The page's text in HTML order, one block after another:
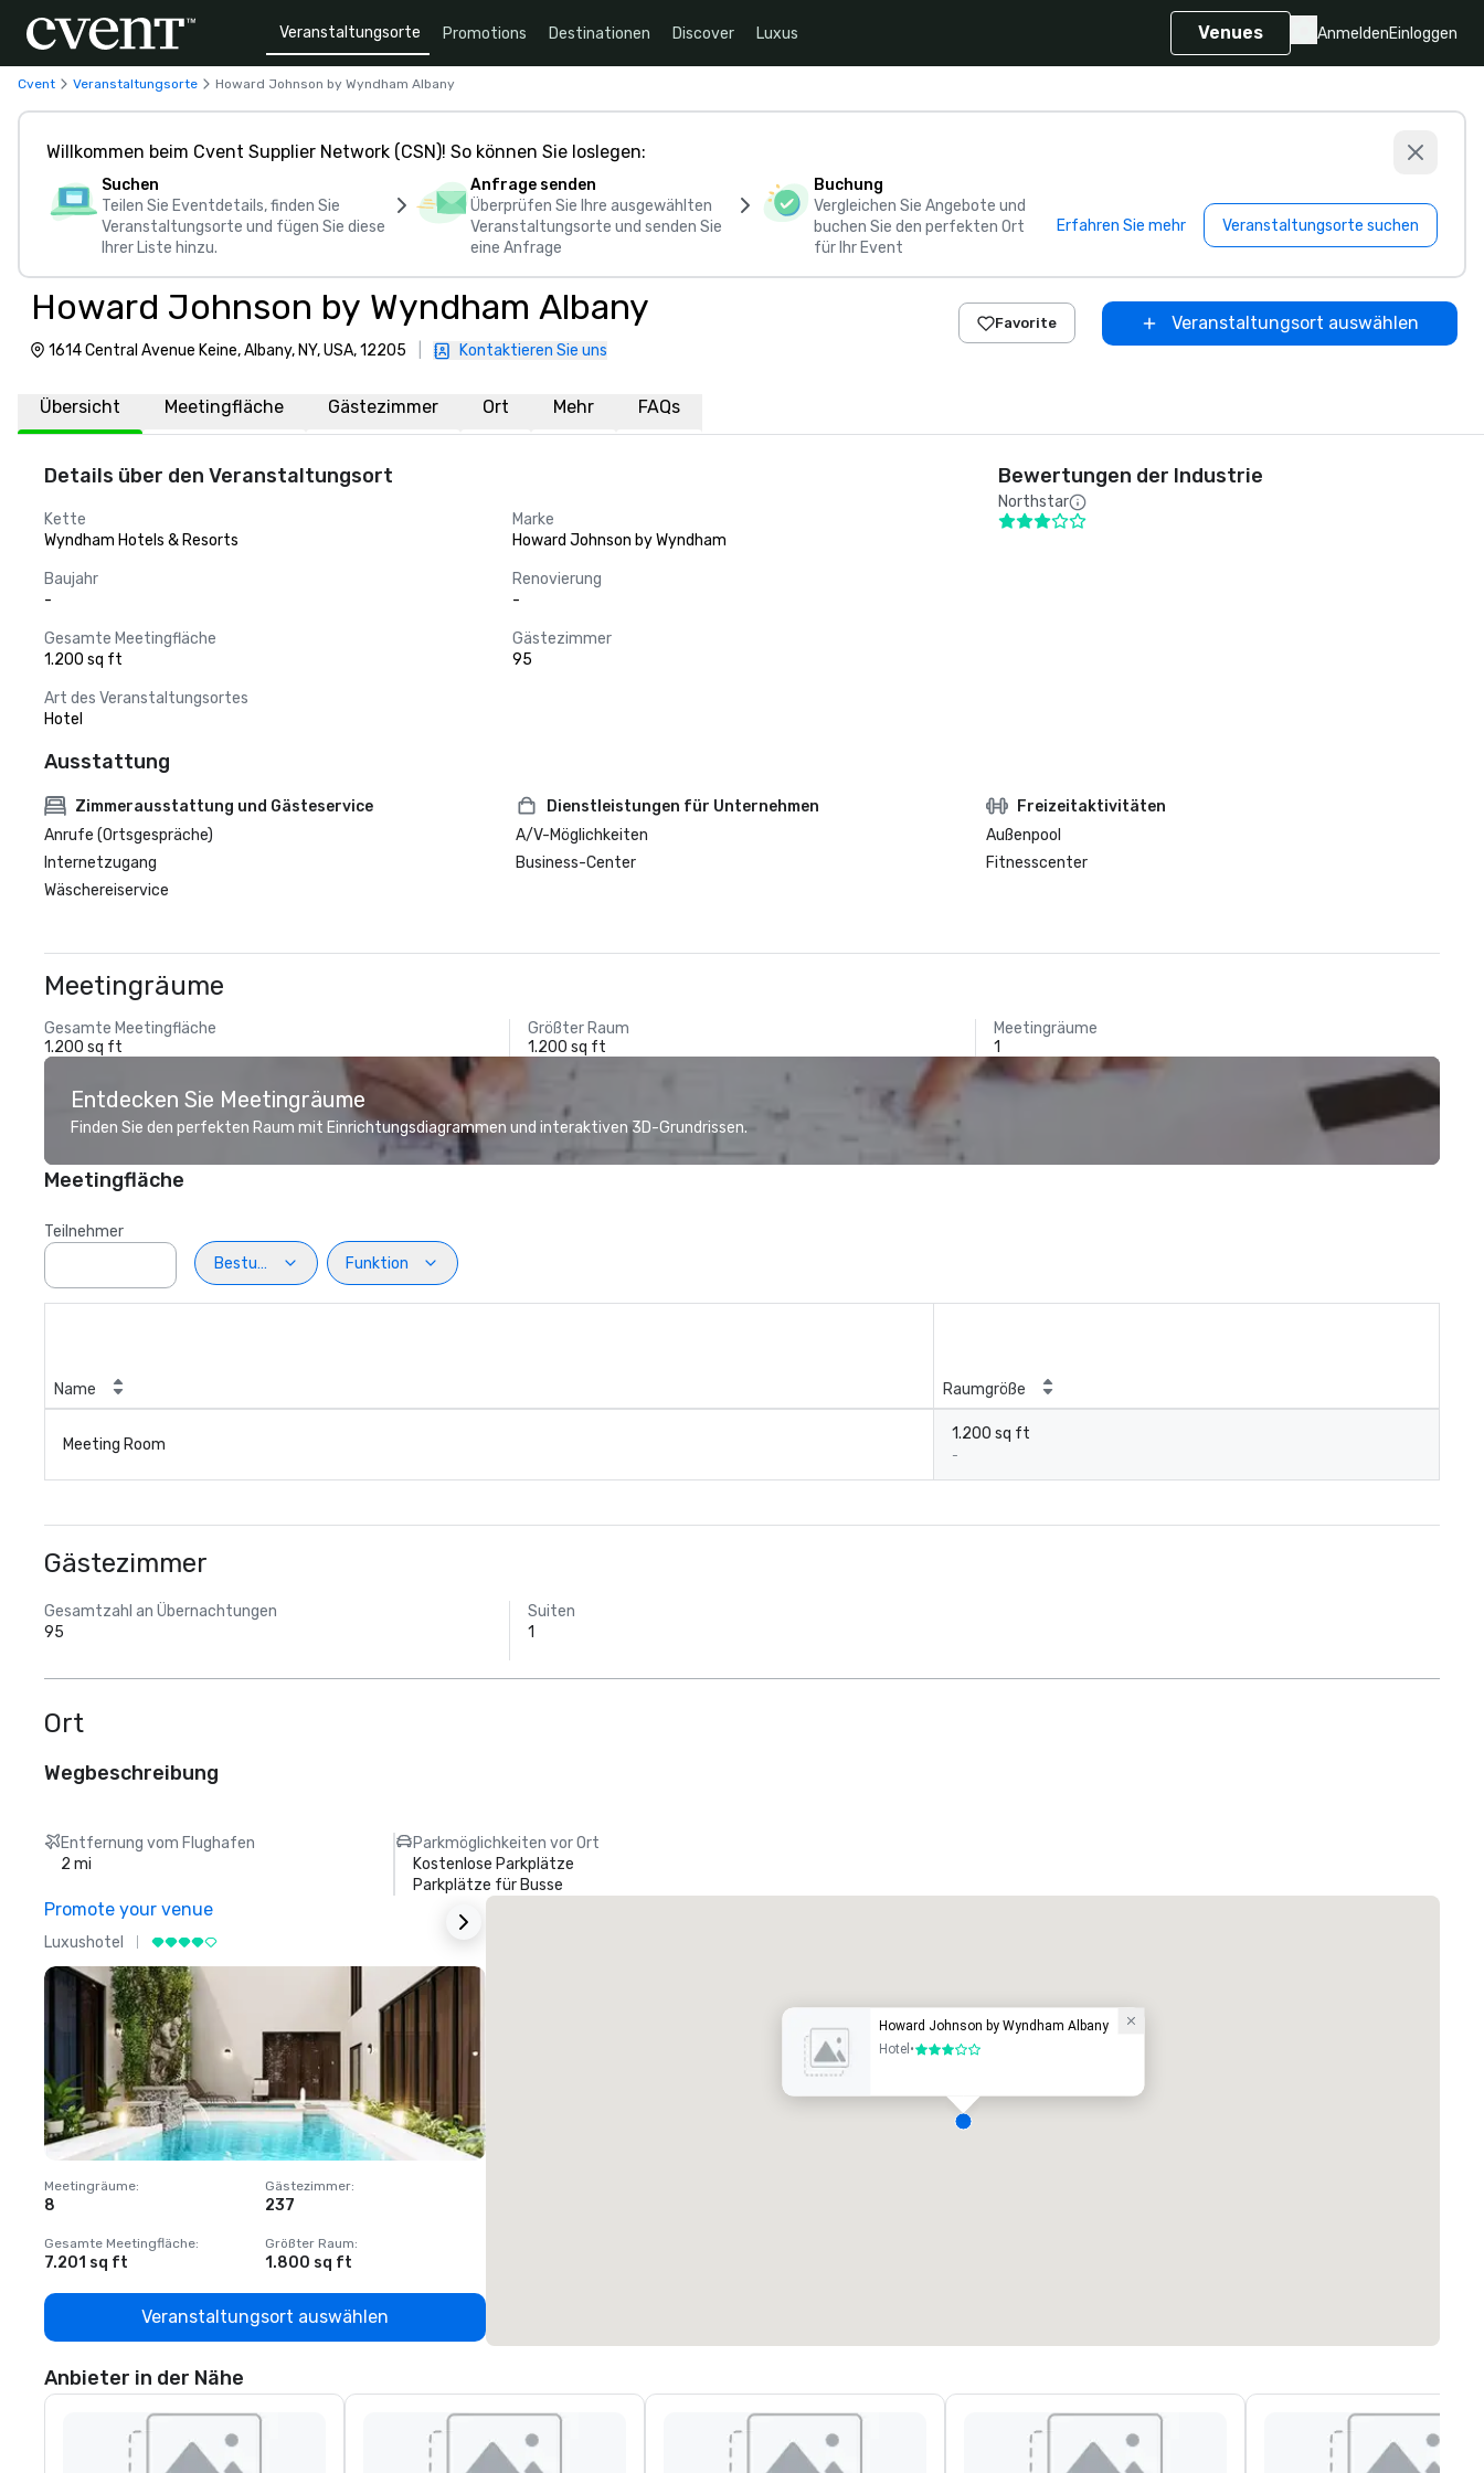
Veranstaltungsorte Promotions Destinationen Discover Luxus Venues AnmeldenEinloggen
Cvent Veranstaltungsorte Howard Johnson by Wyndham Albany
Willkommen beim Cvent Supplier Network (CSN)! So können Sie loslegen:
Suchen
Teilen Sie Eventdetails, finden Sie
Veranstaltungsorte und fügen Sie diese
Ihrer Liste hinzu.
Anfrage senden
Überprüfen Sie Ihre ausgewählten
Veranstaltungsorte und senden Sie
eine Anfrage
Buchung
Vergleichen Sie Angebote und
buchen Sie den perfekten Ort
für Ihr Event
Erfahren Sie mehr Veranstaltungsorte suchen
Howard Johnson by Wyndham Albany
1614 Central Avenue Keine, Albany, NY, USA, 12205 Kontaktieren Sie uns
Favorite Veranstaltungsort auswählen
Übersicht Meetingfläche Gästezimmer Ort Mehr FAQs
Details über den Veranstaltungsort
Kette
Wyndham Hotels & Resorts
Marke
Howard Johnson by Wyndham
Baujahr
-
Renovierung
-
Gesamte Meetingfläche
1.200 sq ft
Gästezimmer
95
Art des Veranstaltungsortes
Hotel
Bewertungen der Industrie
Northstar
Ausstattung
Zimmerausstattung und Gästeservice
Anrufe (Ortsgespräche)
Internetzugang
Wäschereiservice
Dienstleistungen für Unternehmen
A/V-Möglichkeiten
Business-Center
Freizeitaktivitäten
Außenpool
Fitnesscenter
Meetingräume
Gesamte Meetingfläche
1.200 sq ft
Größter Raum
1.200 sq ft
Meetingräume
1
Entdecken Sie Meetingräume
Finden Sie den perfekten Raum mit Einrichtungsdiagrammen und interaktiven 3D-Grundrissen.
Meetingfläche
Teilnehmer
Bestuhlung
Funktion
Name Raumgröße
Meeting Room
1.200 sq ft
-
Gästezimmer
Gesamtzahl an Übernachtungen
95
Suiten
1
Ort
Wegbeschreibung
Entfernung vom Flughafen
2 mi
Parkmöglichkeiten vor Ort
Kostenlose Parkplätze
Parkplätze für Busse
Promote your venue
Luxushotel
Meetingräume:
8
Gästezimmer:
237
Gesamte Meetingfläche:
7.201 sq ft
Größter Raum:
1.800 sq ft
Veranstaltungsort auswählen
Howard Johnson by Wyndham Albany
Hotel •3 von 5
Anbieter in der Nähe